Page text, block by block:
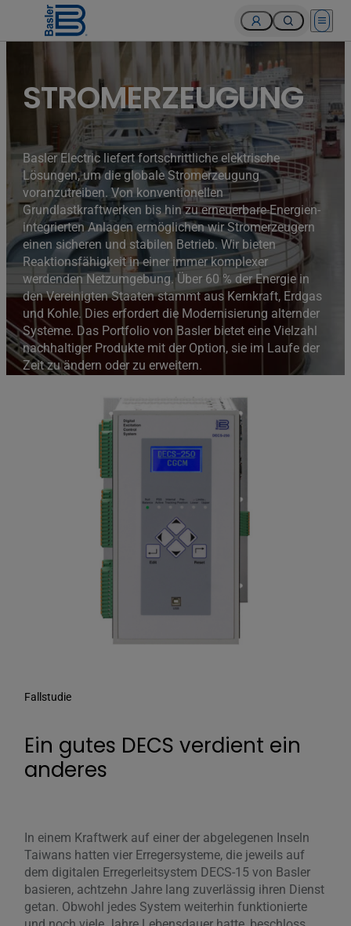
Open
Turbines of hydroelectricity power station generators inside
the Hoover Dam fuel and power generation plant, Arizona,
STROMERZEUGUNG
Basler Electric liefert fortschrittliche elektrische
Lösungen, um die globale Stromerzeugung
voranzutreiben. Von konventionellen
Grundlastkraftwerken bis hin zu erneuerbare-Energien-
integrierten Anlagen ermöglichen wir Stromerzeugern
einen sicheren und stabilen Betrieb. Wir bieten
Reaktionsfähigkeit in einer immer komplexer
werdenden Netzumgebung. Über 60 % der Energie in
den Vereinigten Staaten stammt aus Kernkraft, Erdgas
und Kohle. Dies erfordert die Modernisierung alternder
Systeme. Das Portfolio von Basler bietet eine Vielzahl
nachhaltiger Produkte mit der Option, sie im Laufe der
Zeit zu ändern oder zu erweitern.
Fallstudie
Ein gutes DECS verdient ein
anderes
In einem Kraftwerk auf einer der abgelegenen Inseln
Taiwans hatten vier Erregersysteme, die jeweils auf
dem digitalen Erregerleitsystem DECS-15 von Basler
basieren, achtzehn Jahre lang zuverlässig ihren Dienst
getan. Obwohl jedes System weiterhin funktionierte